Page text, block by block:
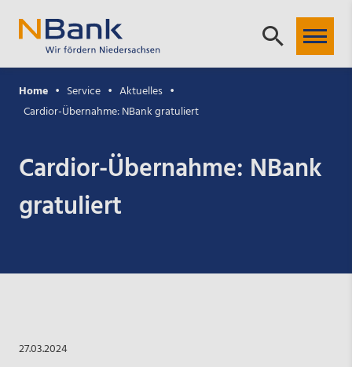
Home Service
Aktuelles
Cardior-Übernahme: NBank gratuliert
Cardior-Übernahme: NBank
gratuliert
27.03.2024